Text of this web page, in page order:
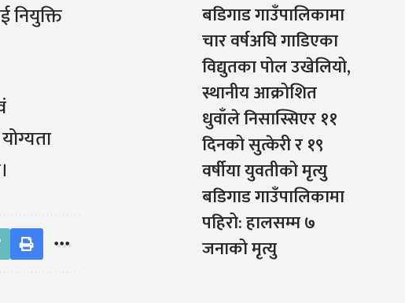
नियुक्ति
बडिगाड गाउँपालिकामा
चार वर्षअघि गाडिएका
विद्युतका पोल उखेलियो,
स्थानीय आक्रोशित
धुवाँले निसास्सिएर ११
दिनको सुत्केरी र १९
वर्षीया युवतीको मृत्यु
बडिगाड गाउँपालिकामा
पहिरो: हालसम्म ७
जनाको मृत्यु